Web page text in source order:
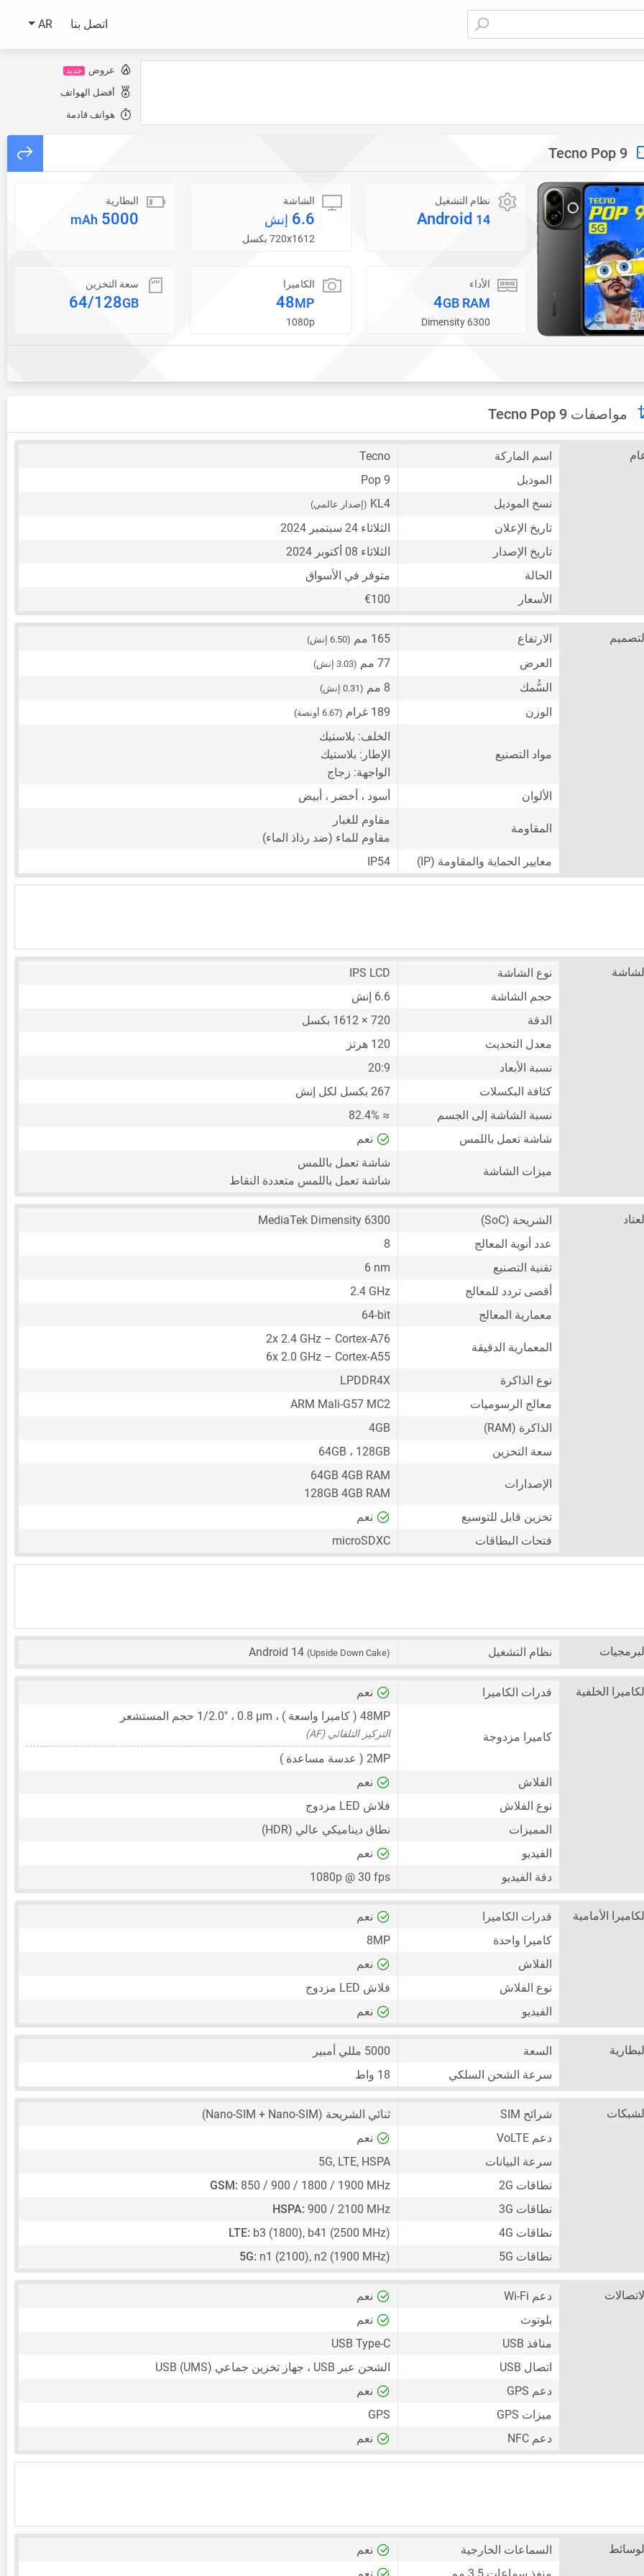
اتصل بنا AR
عروض جديد
أفضل الهواتف
هواتف قادمة
Tecno Pop 9
نظام التشغيل
Android 14
الشاشة
6.6 إنش
720x1612 بكسل
البطارية
5000
mAh
الأداء
4GB RAM
Dimensity 6300
الكاميرا
48MP
1080p
سعة التخزين
64/128GB
مواصفات Tecno Pop 9
اسم الماركة
Tecno
الموديل
Pop 9
نسخ الموديل
KL4 (إصدار عالمي)
تاريخ الإعلان
الثلاثاء 24 سبتمبر 2024
تاريخ الإصدار
الثلاثاء 08 أكتوبر 2024
الحالة
متوفر في الأسواق
الأسعار
€100
الارتفاع 165 مم (6.50 إنش)
العرض 77 مم (3.03 إنش)
السُّمك 8 مم (0.31 إنش)
الوزن 189 غرام (6.67 أونصة)
مواد التصنيع
الخلف: بلاستيك
الإطار: بلاستيك
الواجهة: زجاج
الألوان
أسود ، أخضر ، أبيض
المقاومة
مقاوم للغبار
مقاوم للماء (ضد رذاذ الماء)
معايير الحماية والمقاومة (IP)
IP54
نوع الشاشة
IPS LCD
حجم الشاشة
6.6 إنش
الدقة
720 × 1612 بكسل
معدل التحديث
120 هرتز
نسبة الأبعاد
20:9
كثافة البكسلات
267 بكسل لكل إنش
نسبة الشاشة إلى الجسم
≈ 82.4%
شاشة تعمل باللمس
نعم
ميزات الشاشة
شاشة تعمل باللمس
شاشة تعمل باللمس متعددة النقاط
الشريحة (SoC)
MediaTek Dimensity 6300
عدد أنوية المعالج
8
تقنية التصنيع
6 nm
أقصى تردد للمعالج
2.4 GHz
معمارية المعالج
64-bit
المعمارية الدقيقة
2x 2.4 GHz – Cortex-A76
6x 2.0 GHz – Cortex-A55
نوع الذاكرة
LPDDR4X
معالج الرسوميات
ARM Mali-G57 MC2
الذاكرة (RAM)
4GB
سعة التخزين
64GB ، 128GB
الإصدارات
64GB 4GB RAM
128GB 4GB RAM
تخزين قابل للتوسيع
نعم
فتحات البطاقات
microSDXC
نظام التشغيل Android 14 (Upside Down Cake)
الخلفية قدرات الكاميرا نعم
كاميرا مزدوجة
48MP ( كاميرا واسعة ) ، 0.8 μm ، 1/2.0" حجم المستشعر
التركيز التلقائي (AF)
2MP ( عدسة مساعدة )
الفلاش
نعم
نوع الفلاش
فلاش LED مزدوج
المميزات
نطاق ديناميكي عالي (HDR)
الفيديو
نعم
دقة الفيديو
1080p @ 30 fps
الأمامية قدرات الكاميرا
نعم
كاميرا واحدة
8MP
الفلاش
نعم
نوع الفلاش
فلاش LED مزدوج
الفيديو
نعم
السعة
5000 مللي أمبير
سرعة الشحن السلكي
18 واط
شرائح SIM ثنائي الشريحة (Nano-SIM + Nano-SIM)
دعم VoLTE
نعم
سرعة البيانات
5G, LTE, HSPA
نطاقات 2G
GSM: 850 / 900 / 1800 / 1900 MHz
نطاقات 3G
HSPA: 900 / 2100 MHz
نطاقات 4G
LTE: b3 (1800), b41 (2500 MHz)
نطاقات 5G
5G: n1 (2100), n2 (1900 MHz)
دعم Wi-Fi
نعم
بلوتوث
نعم
منافذ USB
USB Type-C
اتصال USB
الشحن عبر USB ، جهاز تخزين جماعي USB (UMS)
دعم GPS
نعم
ميزات GPS
GPS
دعم NFC
نعم
السماعات الخارجية
نعم